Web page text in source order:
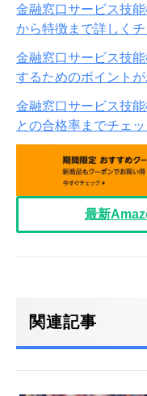
金融窓口サービス技
から特徴まで詳しくチ
金融窓口サービス技
するためのポイントが
金融窓口サービス技
との合格率までチェッ
最新
関連記事